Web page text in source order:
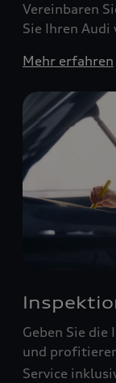
Vereinbaren
Sie Ihren Audi
Mehr erfahren
Geben Sie die
und
Service